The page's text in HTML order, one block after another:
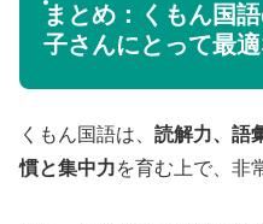
まとめ：くもん国
子さんにとって最
くもん国語は、 読解力、語
慣と集中力を育む上で、非